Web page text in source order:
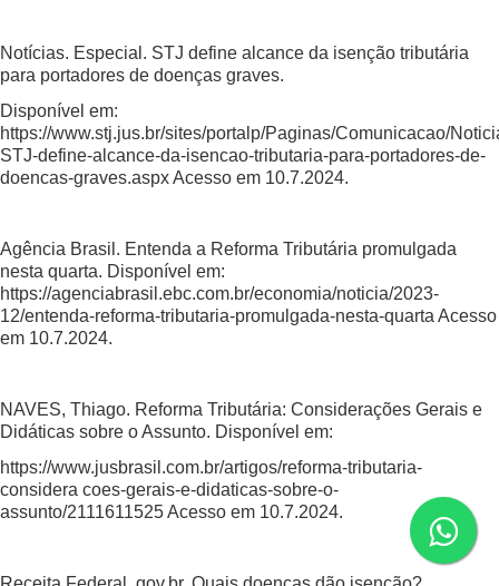
Notícias. Especial. STJ define alcance da isenção tributária
para portadores de doenças graves.
Disponível em:
https://www.stj.jus.br/sites/portalp/Paginas/Comunicacao/
STJ-define-alcance-da-isencao-tributaria-para-portadores-de-
doencas-graves.aspx Acesso em 10.7.2024.
Agência Brasil. Entenda a Reforma Tributária promulgada
nesta quarta. Disponível em:
https://agenciabrasil.ebc.com.br/economia/noticia/2023-
12/entenda-reforma-tributaria-promulgada-nesta-quarta Acesso
em 10.7.2024.
NAVES, Thiago. Reforma Tributária: Considerações Gerais e
Didáticas sobre o Assunto. Disponível em:
https://www.jusbrasil.com.br/artigos/reforma-tributaria-
considera coes-gerais-e-didaticas-sobre-o-
assunto/2111611525 Acesso em 10.7.2024.